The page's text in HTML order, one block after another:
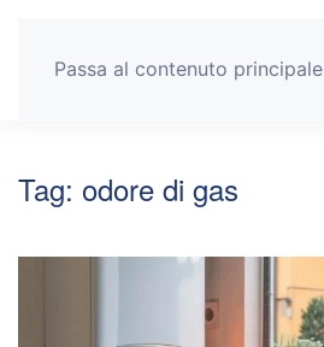
Passa al contenuto principale
Tag: odore di gas